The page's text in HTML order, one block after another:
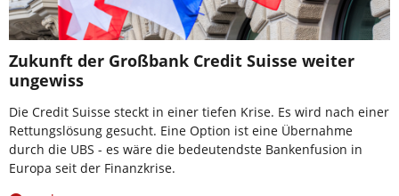
Zukunft der Großbank Credit Suisse weiter
ungewiss
Die Credit Suisse steckt in einer tiefen Krise. Es wird nach einer
Rettungslösung gesucht. Eine Option ist eine Übernahme
durch die UBS - es wäre die bedeutendste Bankenfusion in
Europa seit der Finanzkrise.